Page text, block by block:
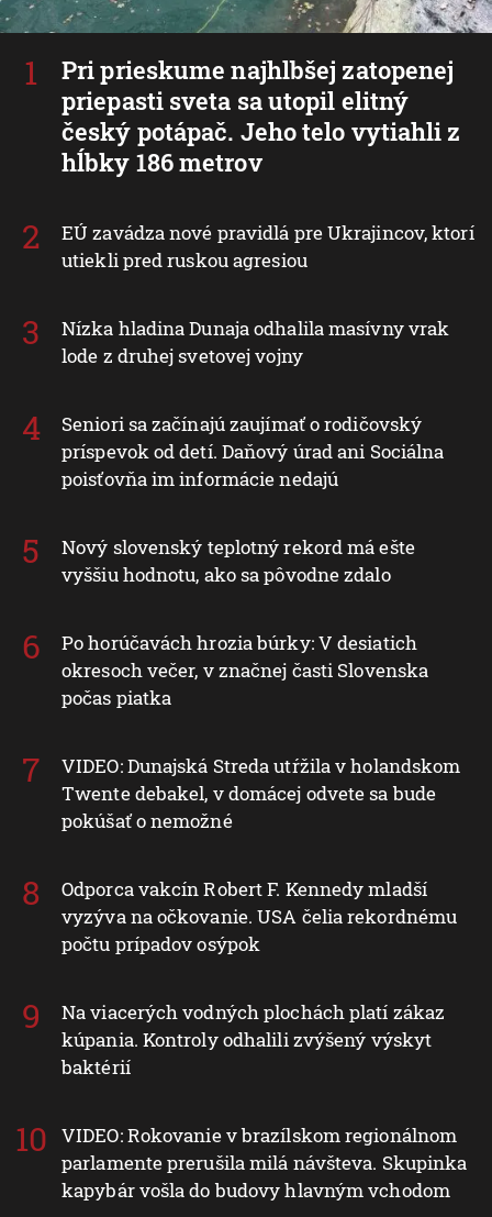
Pri prieskume najhlbšej zatopenej
priepasti sveta sa utopil elitný
český potápač. Jeho telo vytiahli z
hĺbky 186 metrov
EÚ zavádza nové pravidlá pre Ukrajincov, ktorí
utiekli pred ruskou agresiou
Nízka hladina Dunaja odhalila masívny vrak
lode z druhej svetovej vojny
Seniori sa začínajú zaujímať o rodičovský
príspevok od detí. Daňový úrad ani Sociálna
poisťovňa im informácie nedajú
Nový slovenský teplotný rekord má ešte
vyššiu hodnotu, ako sa pôvodne zdalo
Po horúčavách hrozia búrky: V desiatich
okresoch večer, v značnej časti Slovenska
počas piatka
VIDEO: Dunajská Streda utŕžila v holandskom
Twente debakel, v domácej odvete sa bude
pokúšať o nemožné
Odporca vakcín Robert F. Kennedy mladší
vyzýva na očkovanie. USA čelia rekordnému
počtu prípadov osýpok
Na viacerých vodných plochách platí zákaz
kúpania. Kontroly odhalili zvýšený výskyt
baktérií
VIDEO: Rokovanie v brazílskom regionálnom
parlamente prerušila milá návšteva. Skupinka
kapybár vošla do budovy hlavným vchodom